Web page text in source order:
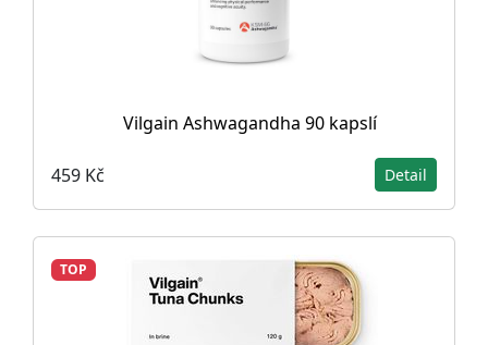
Vilgain Ashwagandha 90 kapslí
459 Kč Detail
TOP